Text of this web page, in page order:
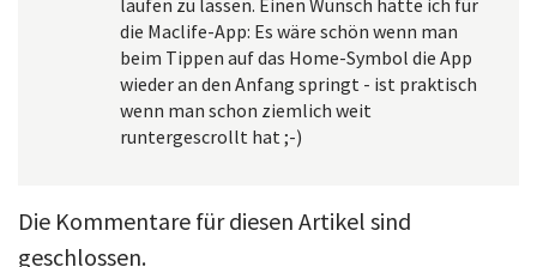
laufen zu lassen. Einen Wunsch hätte ich für
die Maclife-App: Es wäre schön wenn man
beim Tippen auf das Home-Symbol die App
wieder an den Anfang springt - ist praktisch
wenn man schon ziemlich weit
runtergescrollt hat ;-)
Die Kommentare für diesen Artikel sind
geschlossen.